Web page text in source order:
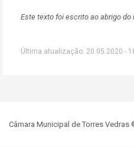
Este texto foi escrito ao abrigo do
Última atualização: 20.05.2020 -
Câmara Municipal de Torres Vedras